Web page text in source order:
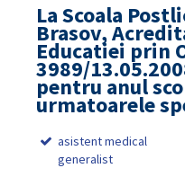
La Scoala
Brasov,
Educatiei prin
3989/
pentru anul
urmatoarele
asistent medical
generalist